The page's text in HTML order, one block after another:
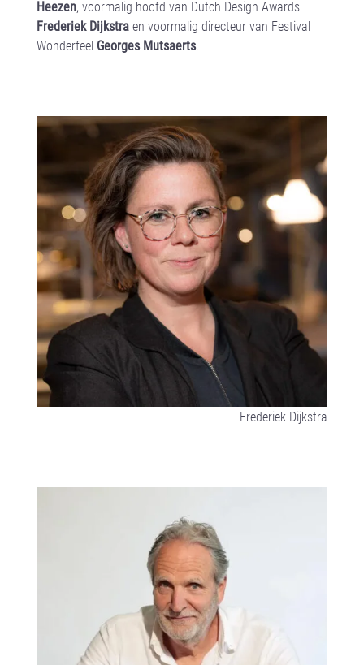
Heezen, voormalig hoofd van Dutch Design Awards
Frederiek Dijkstraen voormalig directeur van Festival
Wonderfeel Georges Mutsaerts.
Frederiek Dijkstra